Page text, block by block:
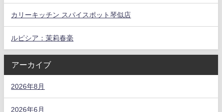
カリーキッチン スパイスポット琴似店
ルピシア：茉莉春毫
アーカイブ
2026年8月
2026年6月